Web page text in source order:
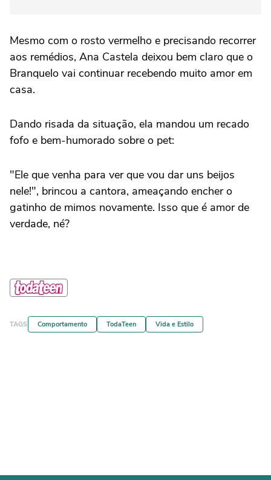
Mesmo com o rosto vermelho e precisando recorrer
aos remédios, Ana Castela deixou bem claro que o
Branquelo vai continuar recebendo muito amor em
casa.
Dando risada da situação, ela mandou um recado
fofo e bem-humorado sobre o pet:
"Ele que venha para ver que vou dar uns beijos
nele!", brincou a cantora, ameaçando encher o
gatinho de mimos novamente. Isso que é amor de
verdade, né?
TAGS Comportamento TodaTeen Vida e Estilo